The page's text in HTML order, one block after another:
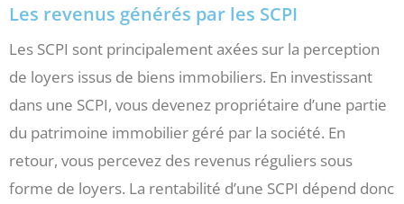
Les revenus générés par les SCPI
Les SCPI sont principalement axées sur la perception
de loyers issus de biens immobiliers. En investissant
dans une SCPI, vous devenez propriétaire d’une partie
du patrimoine immobilier géré par la société. En
retour, vous percevez des revenus réguliers sous
forme de loyers. La rentabilité d’une SCPI dépend donc